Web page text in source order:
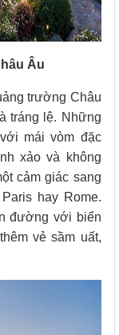
Âu
trường Châu
tráng lệ. Những
mái vòm đặc
xảo và không
cảm giác sang
hay Rome.
đường với biển
vẻ sầm uất,